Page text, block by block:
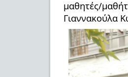
μαθητές/
Γιαννακούλα